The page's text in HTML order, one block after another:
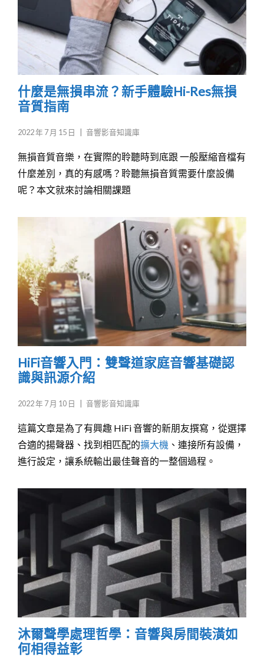
什麼是無損串流？新手體驗Hi-Res無損
音質指南
2022 年 7 月 15 日 音響影音知識庫
無損音質音樂，在實際的聆聽時到底跟 一般壓縮音檔有
什麼差別，真的有感嗎？聆聽無損音質需要什麼設備
呢？本文就來討論相關課題
HiFi音響入門：雙聲道家庭音響基礎認
識與訊源介紹
2022 年 7 月 10 日 音響影音知識庫
這篇文章是為了有興趣 HiFi 音響的新朋友撰寫，從選擇
合適的揚聲器、找到相匹配的擴大機 、連接所有設備，
進行設定，讓系統輸出最佳聲音的一整個過程。
沐爾聲學處理哲學：音響與房間裝潢如
何相得益彰